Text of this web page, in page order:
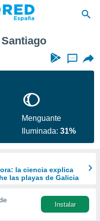
...
Menguante
Iluminada:31%
la ciencia explica
las playas de Galicia
Instalar